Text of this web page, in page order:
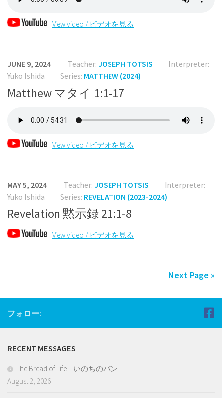
View video / ビデオを見る
JUNE 9, 2024 Teacher: JOSEPH TOTSIS
Interpreter:
Yuko Ishida
Series: MATTHEW (2024)
Matthew マタイ 1:1-17
View video / ビデオを見る
MAY 5, 2024 Teacher: JOSEPH TOTSIS
Interpreter:
Yuko Ishida
Series: REVELATION (2023-2024)
Revelation 黙示録 21:1-8
View video / ビデオを見る
Next Page »
フォロー:
RECENT MESSAGES
The Bread of Life – いのちのパン
August 2, 2026